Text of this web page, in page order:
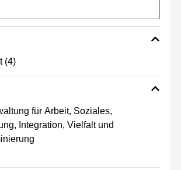
(4)
für Arbeit, Soziales,
Integration, Vielfalt und